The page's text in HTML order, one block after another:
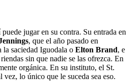
jugar en su contra. Su entrada en
, que el año pasado en
la saciedad Iguodala o Elton Brand, e
sin que nadie se las ofrezca. En
orgánica. En su instituto, el St.
lo único que le suceda sea eso.